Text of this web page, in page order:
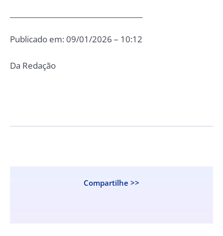
Publicado em: 09/01/2026 – 10:12
Da Redação
Compartilhe >>